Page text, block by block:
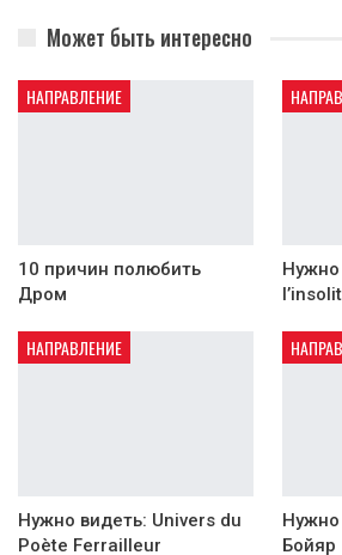
Может быть интересно
НАПРАВЛЕНИЕ
10 причин полюбить
Дром
Нужно
НАПРАВЛЕНИЕ
Нужно видеть: Univers du
Poète Ferrailleur
Нужно
Бойяр